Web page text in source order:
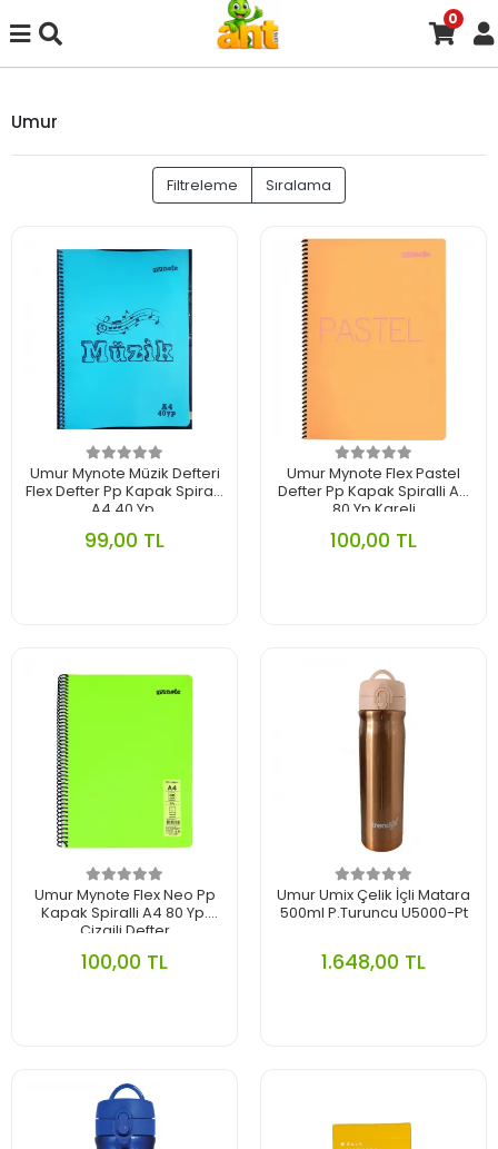
0
Umur
Filtreleme Sıralama
Umur Mynote Müzik Defteri
Flex Defter Pp Kapak Spiralli
A4 40 Yp.
99,00 TL
Umur Mynote Flex Pastel
Defter Pp Kapak Spiralli A4
80 Yp.Kareli
100,00 TL
Umur Mynote Flex Neo Pp
Kapak Spiralli A4 80 Yp.
Çizgili Defter
100,00 TL
Umur Umix Çelik İçli Matara
500ml P.Turuncu U5000-Pt
1.648,00 TL